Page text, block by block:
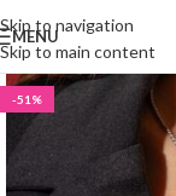
Skip to navigation
Skip to main content
MENU
-51%